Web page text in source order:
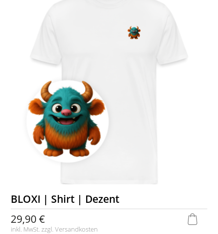
BLOXI | Shirt | Dezent
29,90 €
inkl. MwSt. zzgl.Versandkosten